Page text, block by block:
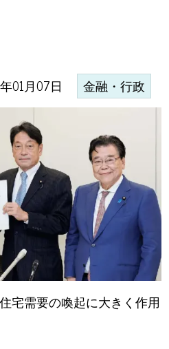
01月07日 金融・行政
宅需要の喚起に大きく作用